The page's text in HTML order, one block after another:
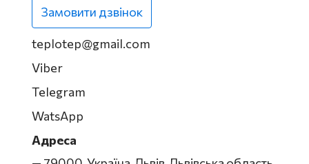
Замовити дзвінок
teplotep@gmail.com
Viber
Telegram
WatsApp
Адреса